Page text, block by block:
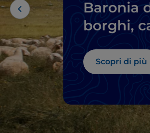
Baronia
borghi,
Scopri di più